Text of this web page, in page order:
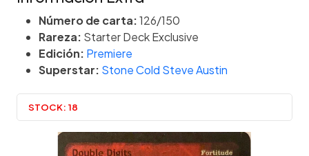
Número de carta:126/150
Rareza: Starter Deck Exclusive
Edición: Premiere
Superstar: Stone Cold Steve Austin
STOCK: 18